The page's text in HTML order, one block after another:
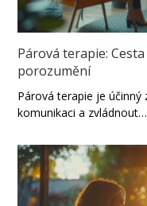
Párová terapie:
porozumění
Párová terapie je
komunikaci a zvládnout…